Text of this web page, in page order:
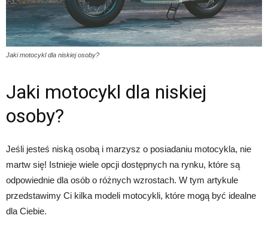
Jaki motocykl dla niskiej osoby?
Jaki motocykl dla niskiej
osoby?
Jeśli jesteś niską osobą i marzysz o posiadaniu motocykla, nie
martw się! Istnieje wiele opcji dostępnych na rynku, które są
odpowiednie dla osób o różnych wzrostach. W tym artykule
przedstawimy Ci kilka modeli motocykli, które mogą być idealne
dla Ciebie.